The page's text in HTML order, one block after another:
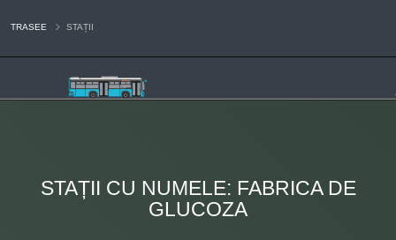
TRASEE STAȚII
STAȚII CU NUMELE: FABRICA DE
GLUCOZA